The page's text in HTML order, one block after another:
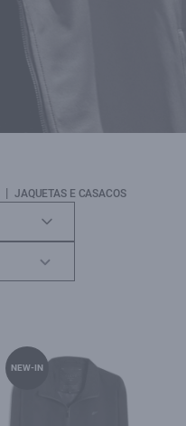
| JAQUETAS E CASACOS
NEW-IN